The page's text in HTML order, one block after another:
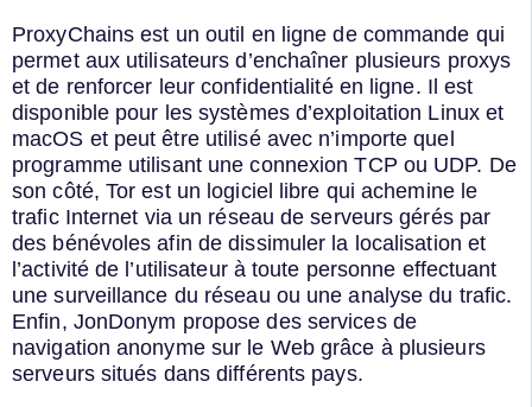
ProxyChains est un outil en ligne de commande qui
permet aux utilisateurs d’enchaîner plusieurs proxys
et de renforcer leur confidentialité en ligne. Il est
disponible pour les systèmes d’exploitation Linux et
macOS et peut être utilisé avec n’importe quel
programme utilisant une connexion TCP ou UDP. De
son côté, Tor est un logiciel libre qui achemine le
trafic Internet via un réseau de serveurs gérés par
des bénévoles afin de dissimuler la localisation et
l’activité de l’utilisateur à toute personne effectuant
une surveillance du réseau ou une analyse du trafic.
Enfin, JonDonym propose des services de
navigation anonyme sur le Web grâce à plusieurs
serveurs situés dans différents pays.